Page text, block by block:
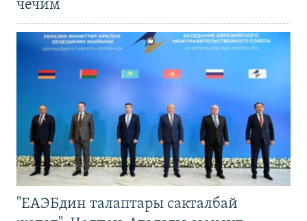
чечим
"ЕАЭБдин талаптары сакталбай